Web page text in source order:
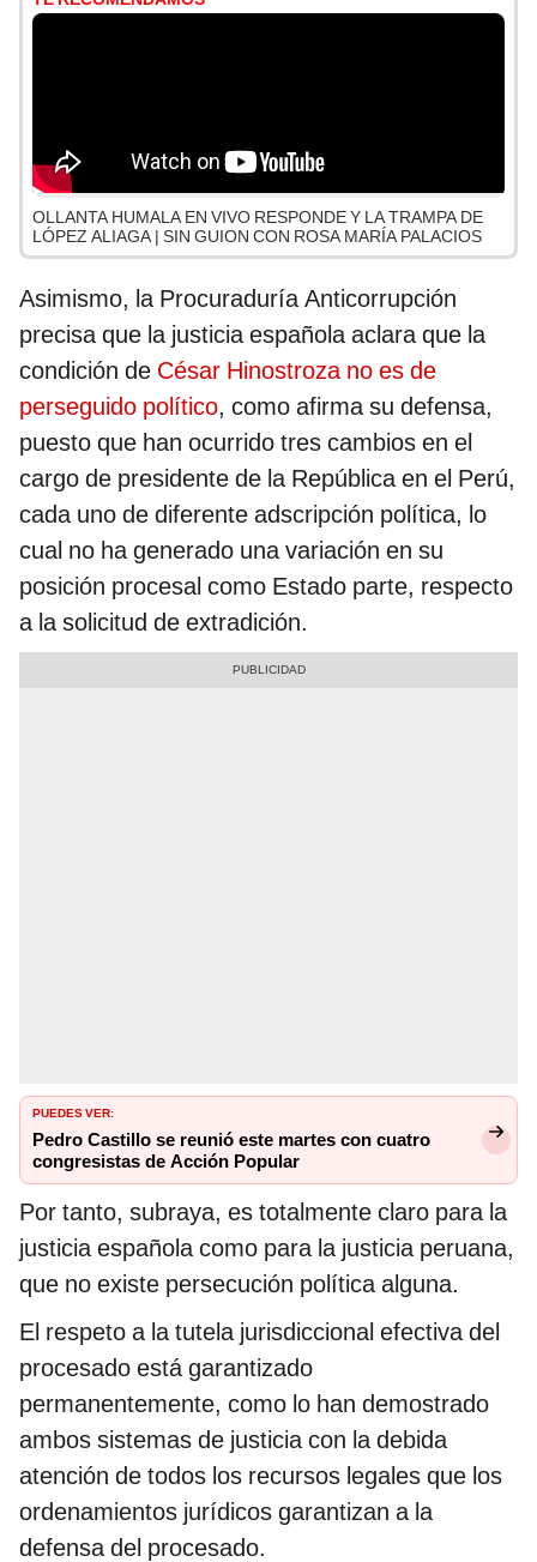
OLLANTA HUMALA EN VIVO RESPONDE Y LA TRAMPA DE
LÓPEZ ALIAGA | SIN GUION CON ROSA MARÍA PALACIOS
Asimismo, la Procuraduría Anticorrupción
precisa que la justicia española aclara que la
condición de César Hinostroza no es de
perseguido político, como afirma su defensa,
puesto que han ocurrido tres cambios en el
cargo de presidente de la República en el Perú,
cada uno de diferente adscripción política, lo
cual no ha generado una variación en su
posición procesal como Estado parte, respecto
a la solicitud de extradición.
PUEDES VER:
Pedro Castillo se reunió este martes con cuatro
congresistas de Acción Popular
Por tanto, subraya, es totalmente claro para la
justicia española como para la justicia peruana,
que no existe persecución política alguna.
El respeto a la tutela jurisdiccional efectiva del
procesado está garantizado
permanentemente, como lo han demostrado
ambos sistemas de justicia con la debida
atención de todos los recursos legales que los
ordenamientos jurídicos garantizan a la
defensa del procesado.